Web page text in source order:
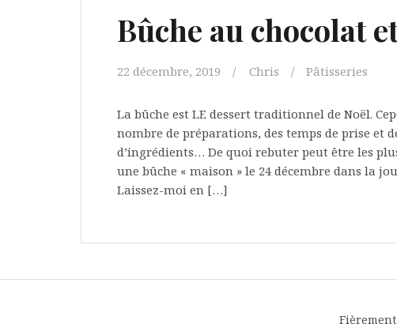
Bûche au chocolat
22 décembre, 2019 Chris Pâtisseries
La bûche est LE dessert traditionnel de Noël.
nombre de préparations, des temps de prise et
d’ingrédients… De quoi rebuter peut être les
une bûche « maison » le 24 décembre dans la
Laissez-moi en […]